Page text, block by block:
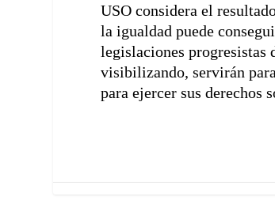
USO considera el
la igualdad puede
legislaciones progresistas
visibilizando, servirán
para ejercer sus derechos